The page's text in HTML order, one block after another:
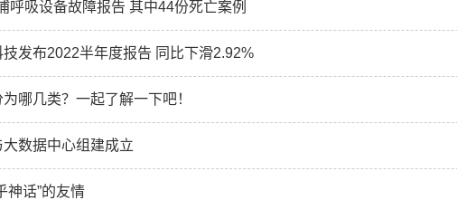
呼吸设备故障报告 其中44份死亡案例
发布2022半年度报告 同比下滑2.92%
哪几类？一起了解一下吧！
数据中心组建成立
神话”的友情